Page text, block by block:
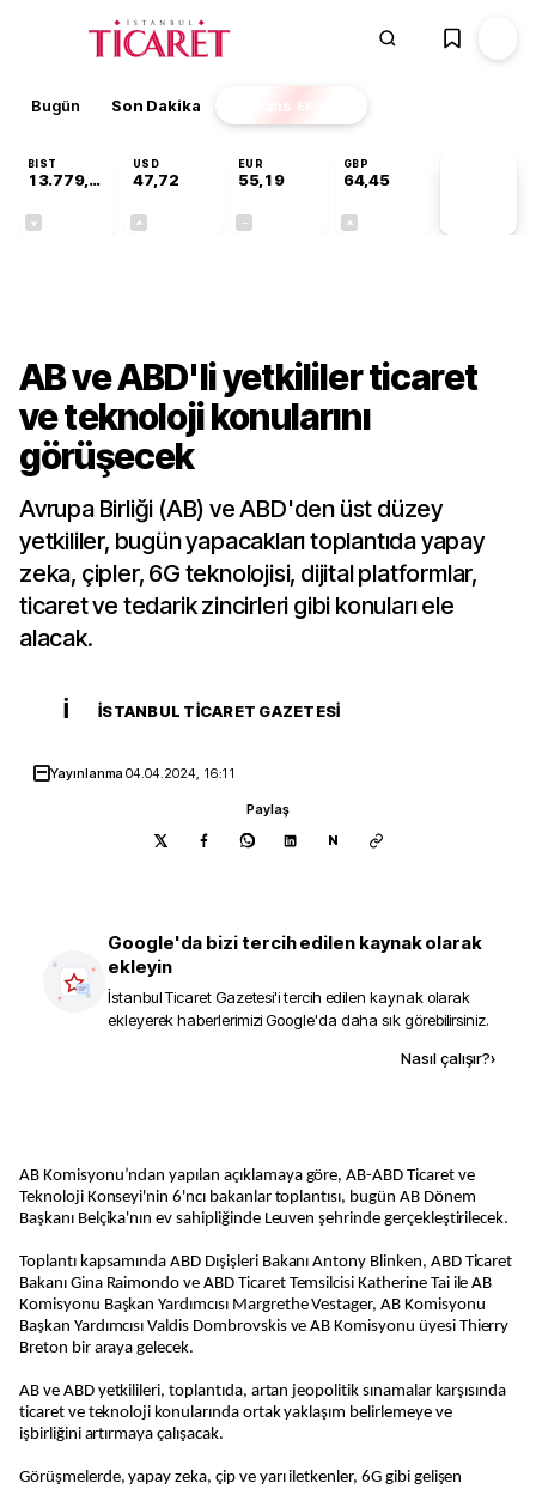
Bugün Son Dakika Finans EKSTRA
BIST
13.779,39
USD
47,72
EUR
55,19
GBP
64,45
AB ve ABD'li yetkililer ticaret
ve teknoloji konularını
görüşecek
Avrupa Birliği (AB) ve ABD'den üst düzey
yetkililer, bugün yapacakları toplantıda yapay
zeka, çipler, 6G teknolojisi, dijital platformlar,
ticaret ve tedarik zincirleri gibi konuları ele
alacak.
İ İSTANBUL TICARET GAZETESI
Yayınlanma04.04.2024, 16:11
Paylaş
N
Google'da bizi tercih edilen kaynak olarak
ekleyin
İstanbul Ticaret Gazetesi'i tercih edilen kaynak olarak
ekleyerek haberlerimizi Google'da daha sık görebilirsiniz.
Nasıl çalışır?›
AB Komisyonu’ndan yapılan açıklamaya göre, AB-ABD Ticaret ve
Teknoloji Konseyi'nin 6'ncı bakanlar toplantısı, bugün AB Dönem
Başkanı Belçika'nın ev sahipliğinde Leuven şehrinde gerçekleştirilecek.
Toplantı kapsamında ABD Dışişleri Bakanı Antony Blinken, ABD Ticaret
Bakanı Gina Raimondo ve ABD Ticaret Temsilcisi Katherine Tai ile AB
Komisyonu Başkan Yardımcısı Margrethe Vestager, AB Komisyonu
Başkan Yardımcısı Valdis Dombrovskis ve AB Komisyonu üyesi Thierry
Breton bir araya gelecek.
AB ve ABD yetkilileri, toplantıda, artan jeopolitik sınamalar karşısında
ticaret ve teknoloji konularında ortak yaklaşım belirlemeye ve
işbirliğini artırmaya çalışacak.
Görüşmelerde, yapay zeka, çip ve yarı iletkenler, 6G gibi gelişen